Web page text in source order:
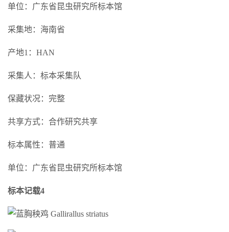
单位：广东省昆虫研究所标本馆
采集地：海南省
产地1：HAN
采集人：标本采集队
保藏状况：完整
共享方式：合作研究共享
标本属性：普通
单位：广东省昆虫研究所标本馆
标本记载4